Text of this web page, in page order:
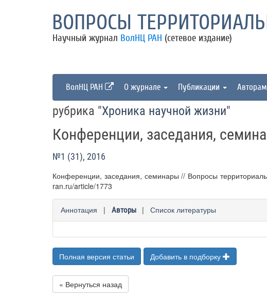
ВОПРОСЫ
Научный журнал ВолНЦ РАН (сетевое издание)
ВолНЦ РАН О журнале Публикации Авторам
рубрика "Хроника научной жизни"
Конференции, заседания,
№1 (31), 2016
Конференции, заседания, семинары // Вопросы
ran.ru/article/1773
Аннотация | Авторы | Список литературы
Полная версия статьи Добавить в подборку
« Вернуться назад